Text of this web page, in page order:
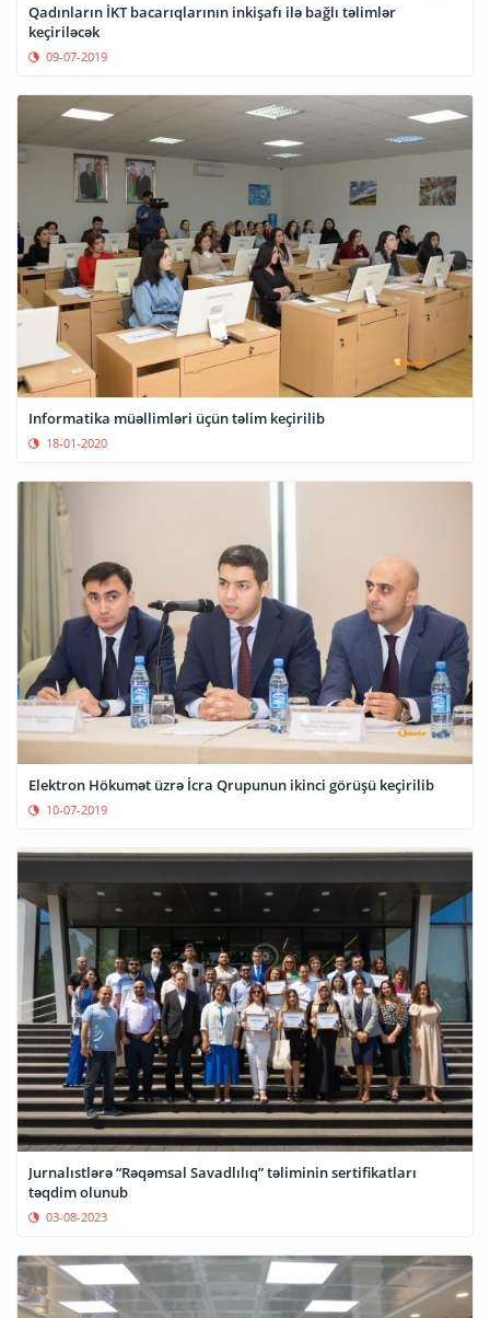
Qadınların İKT bacarıqlarının inkişafı ilə bağlı təlimlər
keçiriləcək
09-07-2019
Informatika müəllimləri üçün təlim keçirilib
18-01-2020
Elektron Hökumət üzrə İcra Qrupunun ikinci görüşü keçirilib
10-07-2019
Jurnalıstlərə “Rəqəmsal Savadlılıq” təliminin sertifikatları
təqdim olunub
03-08-2023